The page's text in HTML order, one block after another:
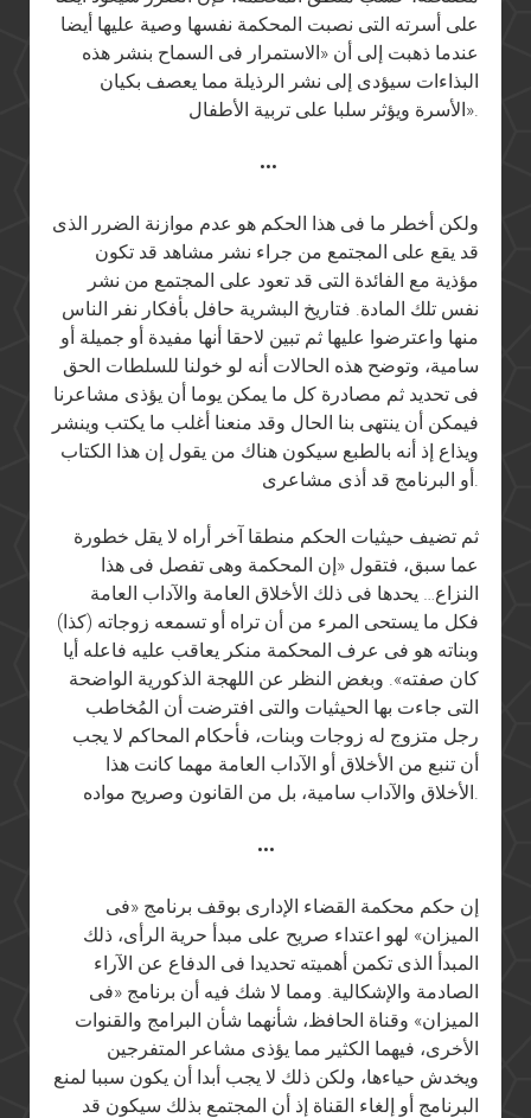
على أسرته التى نصبت المحكمة نفسها وصية عليها أيضا
عندما ذهبت إلى أن «الاستمرار فى السماح بنشر هذه
البذاءات سيؤدى إلى نشر الرذيلة مما يعصف بكيان
الأسرة ويؤثر سلبا على تربية الأطفال».
•••
ولكن أخطر ما فى هذا الحكم هو عدم موازنة الضرر الذى
قد يقع على المجتمع من جراء نشر مشاهد قد تكون
مؤذية مع الفائدة التى قد تعود على المجتمع من نشر
نفس تلك المادة. فتاريخ البشرية حافل بأفكار نفر الناس
منها واعترضوا عليها ثم تبين لاحقا أنها مفيدة أو جميلة أو
سامية، وتوضح هذه الحالات أنه لو خولنا للسلطات الحق
فى تحديد ثم مصادرة كل ما يمكن يوما أن يؤذى مشاعرنا
فيمكن أن ينتهى بنا الحال وقد منعنا أغلب ما يكتب وينشر
ويذاع إذ أنه بالطبع سيكون هناك من يقول إن هذا الكتاب
أو البرنامج قد أذى مشاعرى.
ثم تضيف حيثيات الحكم منطقا آخر أراه لا يقل خطورة
عما سبق، فتقول «إن المحكمة وهى تفصل فى هذا
النزاع… يحدها فى ذلك الأخلاق العامة والآداب العامة
فكل ما يستحى المرء من أن تراه أو تسمعه زوجاته (كذا)
وبناته هو فى عرف المحكمة منكر يعاقب عليه فاعله أيا
كان صفته». وبغض النظر عن اللهجة الذكورية الواضحة
التى جاءت بها الحيثيات والتى افترضت أن المُخاطب
رجل متزوج له زوجات وبنات، فأحكام المحاكم لا يجب
أن تنبع من الأخلاق أو الآداب العامة مهما كانت هذا
الأخلاق والآداب سامية، بل من القانون وصريح مواده.
•••
إن حكم محكمة القضاء الإدارى بوقف برنامج «فى
الميزان» لهو اعتداء صريح على مبدأ حرية الرأى، ذلك
المبدأ الذى تكمن أهميته تحديدا فى الدفاع عن الآراء
الصادمة والإشكالية. ومما لا شك فيه أن برنامج «فى
الميزان» وقناة الحافظ، شأنهما شأن البرامج والقنوات
الأخرى، فيهما الكثير مما يؤذى مشاعر المتفرجين
ويخدش حياءها، ولكن ذلك لا يجب أبدا أن يكون سببا لمنع
البرنامج أو إلغاء القناة إذ أن المجتمع بذلك سيكون قد